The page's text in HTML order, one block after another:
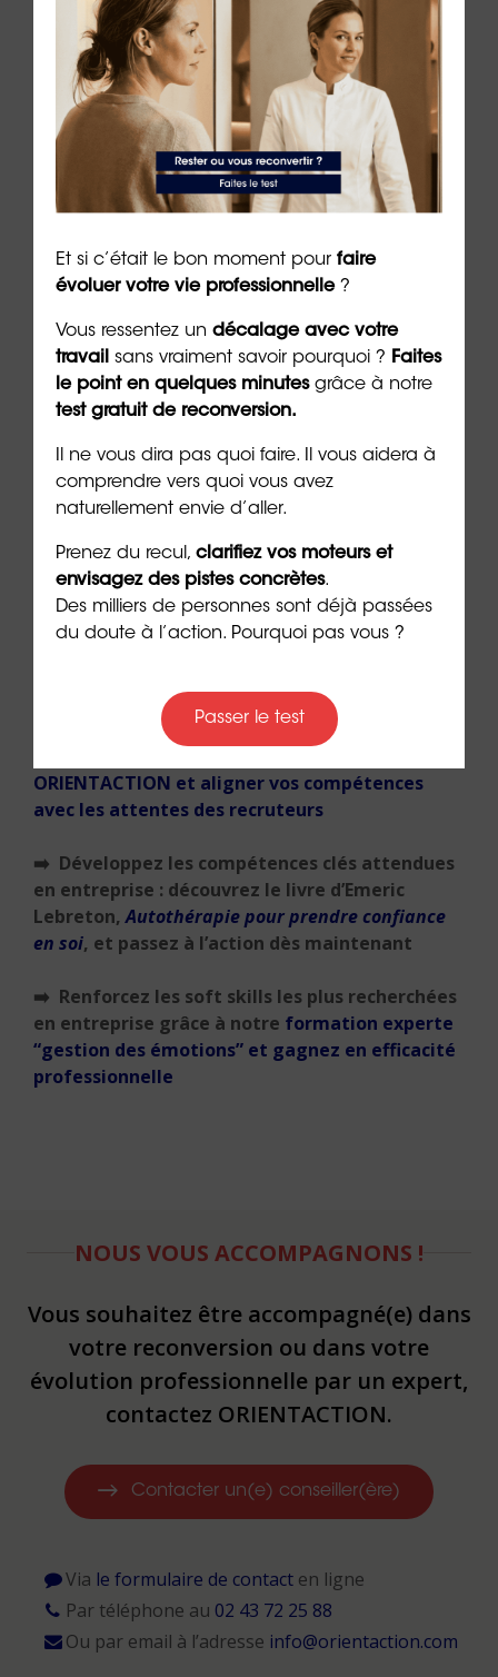
Conclusion
Les soft skills sont devenues un enjeu stratégique
pour les entreprises.
Elles permettent d’anticiper la performance, de
sécuriser les recrutements et d’accompagner les
évolutions professionnelles.
Dans un monde du travail en mutation, elles
constituent un levier essentiel pour se démarquer
et construire une trajectoire durable.
Auteur :Dr Emeric Lebreton, docteur en
psychologie, écrivain et PDG du groupe
ORIENTACTION.
***
Passez à l’étape suivante :cliquez ici pour
ORIENTACTION et aligner vos compétences
avec les attentes des recruteurs
➡️ Développez les compétences clés attendues
en entreprise : découvrez le livre d’Emeric
Lebreton,Autothérapie pour prendre confiance
en soi, et passez à l’action dès maintenant
➡️ Renforcez les soft skills les plus recherchées
en entreprise grâce à notre formation experte
“gestion des émotions” et gagnez en efficacité
professionnelle
NOUS VOUS ACCOMPAGNONS !
Vous souhaitez être accompagné(e) dans
votre reconversion ou dans votre
évolution professionnelle par un expert,
contactez ORIENTACTION.
Contacter un(e) conseiller(ère)
Via le formulaire de contacten ligne
Par téléphone au 02 43 72 25 88
Ou par email à l’adresse info@orientaction.com
Et si c’était le bon moment pour faire
évoluer votre vie professionnelle?
Vous ressentez un décalage avec votre
travail sans vraiment savoir pourquoi ? Faites
le point en quelques minutesgrâce à notre
test gratuit de reconversion.
Il ne vous dira pas quoi faire. Il vous aidera à
comprendre vers quoi vous avez
naturellement envie d’aller.
Prenez du recul, clarifiez vos moteurs et
envisagez des pistes concrètes.
Des milliers de personnes sont déjà passées
du doute à l’action. Pourquoi pas vous ?
Passer le test